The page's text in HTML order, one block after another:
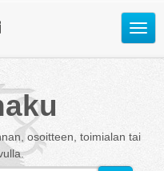
Avaa
osoitteen, toimialan tai